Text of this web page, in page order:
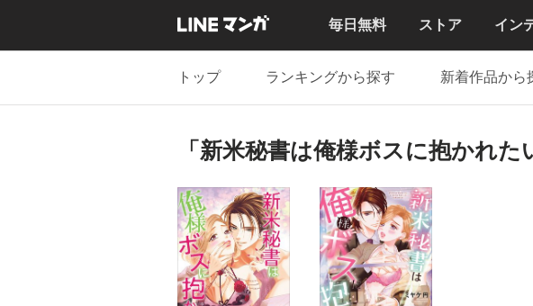
毎日無料 ストア イン
トップ ランキングから探す 新着作品から
「新米秘書は俺様ボスに抱かれた